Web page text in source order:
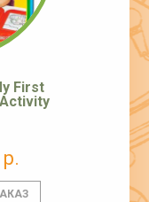
First